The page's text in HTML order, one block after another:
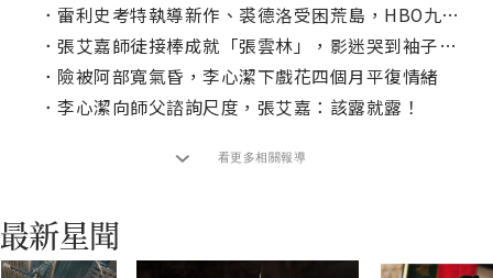
． 雷利史考特執導新作、裘德洛受困荒島，HBO九月強檔推薦片單！
． 張艾嘉師徒接棒成就「張雲林」，影迷哭到袖子全濕：缺一不可！
． 險被阿部寬氣昏，李心潔下戲花四個月平復情緒
． 李心潔向師父諮詢尺度，張艾嘉：該露就露！
看更多相關報導